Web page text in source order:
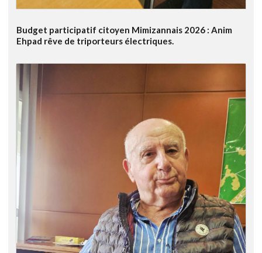
Budget participatif citoyen Mimizannais 2026 : Anim
Ehpad rêve de triporteurs électriques.